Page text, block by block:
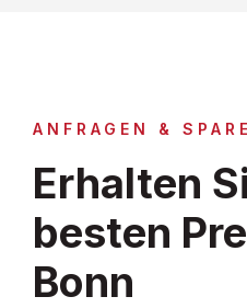
ANFRAGEN &
Erhalten
besten
Bonn